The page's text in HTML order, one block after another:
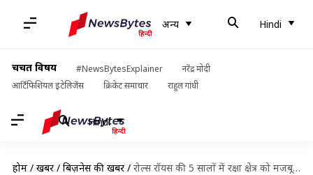
अन्य Hindi
चर्चित विषय #NewsBytesExplainer
नरेंद्र मोदी
आर्टिफिशियल इंटेलिजेंस
क्रिकेट समाचार राहुल गांधी
Hindi
होम / खबरें / बिज़नेस की खबरें / रोल्स रॉयस की 5 सालों में रक्षा क्षेत्र को मजबूत बनाने की योजना, दोगुना करेगी साझेदारियां